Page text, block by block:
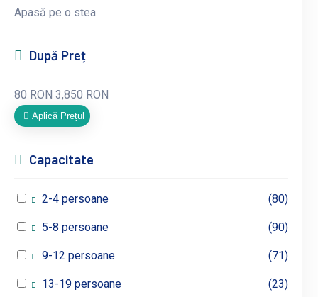
Apasă pe o stea
După Preț
80 RON 3,850 RON
Aplică Prețul
Capacitate
2-4 persoane (80)
5-8 persoane (90)
9-12 persoane (71)
13-19 persoane (23)